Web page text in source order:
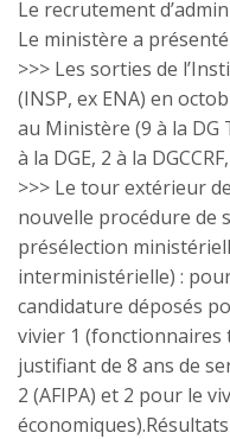
Le recrutement
Le ministère a présenté
>>> Les sorties de
(INSP, ex ENA) en
au Ministère (9 à la DG
à la DGE, 2 à la
>>> Le tour extérieur
nouvelle procédure de
présélection
interministérielle) :
candidature déposés
vivier 1 (fonctionnaires
justifiant de 8 ans de
2 (AFIPA) et 2 pour le